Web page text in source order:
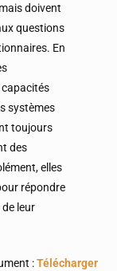
doivent
questions
En
systèmes
toujours
des
elles
répondre
leur
:Télécharger